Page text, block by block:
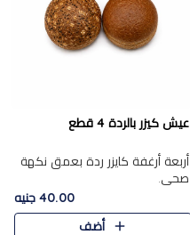
عيش كيزر بالردة 4 قطع
أربعة أرغفة كايزر ردة بعمق نكهة
صحي.
40.00 جنيه
أضف